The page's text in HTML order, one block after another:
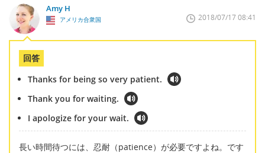
Amy H
アメリカ合衆国 2018/07/17 08:41
回答
Thanks for being so very patient.
Thank you for waiting.
I apologize for your wait.
長い時間待つには、忍耐（patience）が必要ですよね。です